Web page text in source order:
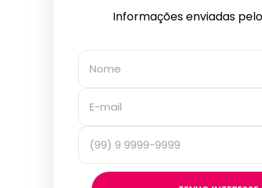
Informações enviadas